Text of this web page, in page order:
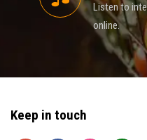
Listen to
online.
Keep in touch